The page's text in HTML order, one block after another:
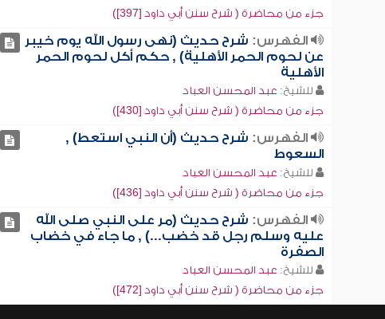
جزء من محاضرة ( شرح سنن أبي داود [397])
الفهرس: شرح حديث (نهى رسول الله يوم خيبر
عن لحوم الحمر الأهلية) , حكم أكل لحوم الحمر
الأهلية
للشيخ: عبد المحسن العباد
جزء من محاضرة ( شرح سنن أبي داود [430])
الفهرس: شرح حديث (أن النبي استعط) ,
السعوط
للشيخ: عبد المحسن العباد
جزء من محاضرة ( شرح سنن أبي داود [436])
الفهرس: شرح حديث (مر على النبي صلى الله
عليه وسلم رجل قد خضب...) , ما جاء في خضاب
الصفرة
للشيخ: عبد المحسن العباد
جزء من محاضرة ( شرح سنن أبي داود [472])